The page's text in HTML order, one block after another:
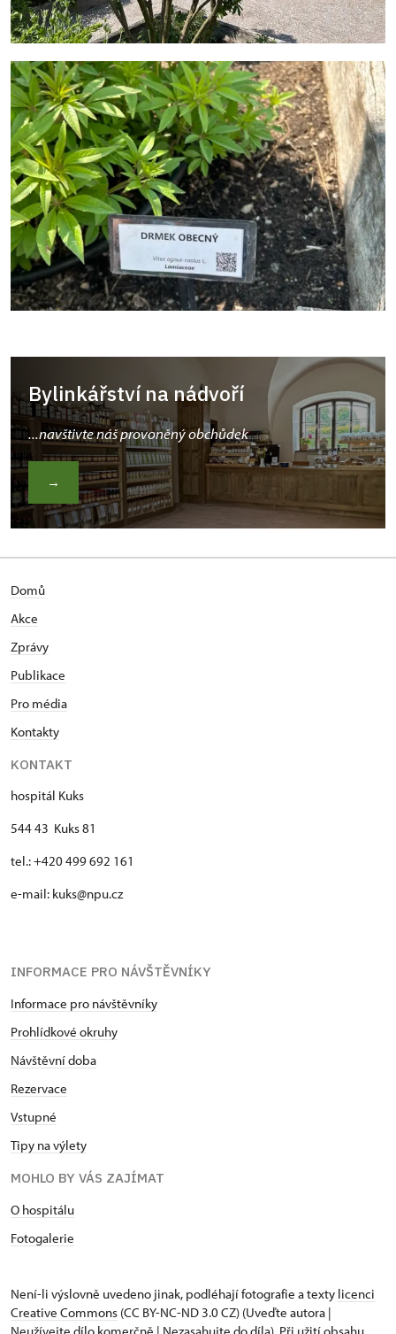
Bylinkářství na nádvoří
...navštivte náš provoněný obchůdek
→
Domů
Akce
Zprávy
Publikace
Pro média
Kontakty
KONTAKT
hospitál Kuks
544 43 Kuks 81
tel.: +420 499 692 161
e-mail: kuks@npu.cz
INFORMACE PRO NÁVŠTĚVNÍKY
Informace pro návštěvníky
Prohlídkové okruhy
Návštěvní doba
Rezervace
Vstupné
Tipy na výlety
MOHLO BY VÁS ZAJÍMAT
O hospitálu
Fotogalerie
Není-li výslovně uvedeno jinak, podléhají fotografie a texty licenci
Creative Commons (CC BY-NC-ND 3.0 CZ) (Uveďte autora |